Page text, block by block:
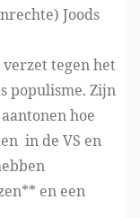
Joods
tegen het
populisme. Zijn
hoe
in de VS en
en een